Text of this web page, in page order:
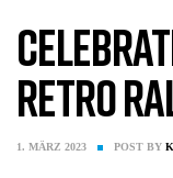
Retro
1. MÄRZ 2023 POST BY